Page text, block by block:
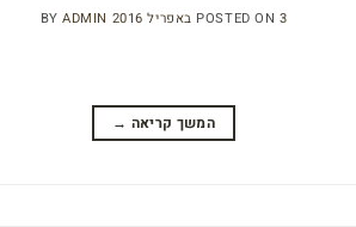
POSTED ON 3 באפריל 2016 BYADMIN
המשך קריאה →